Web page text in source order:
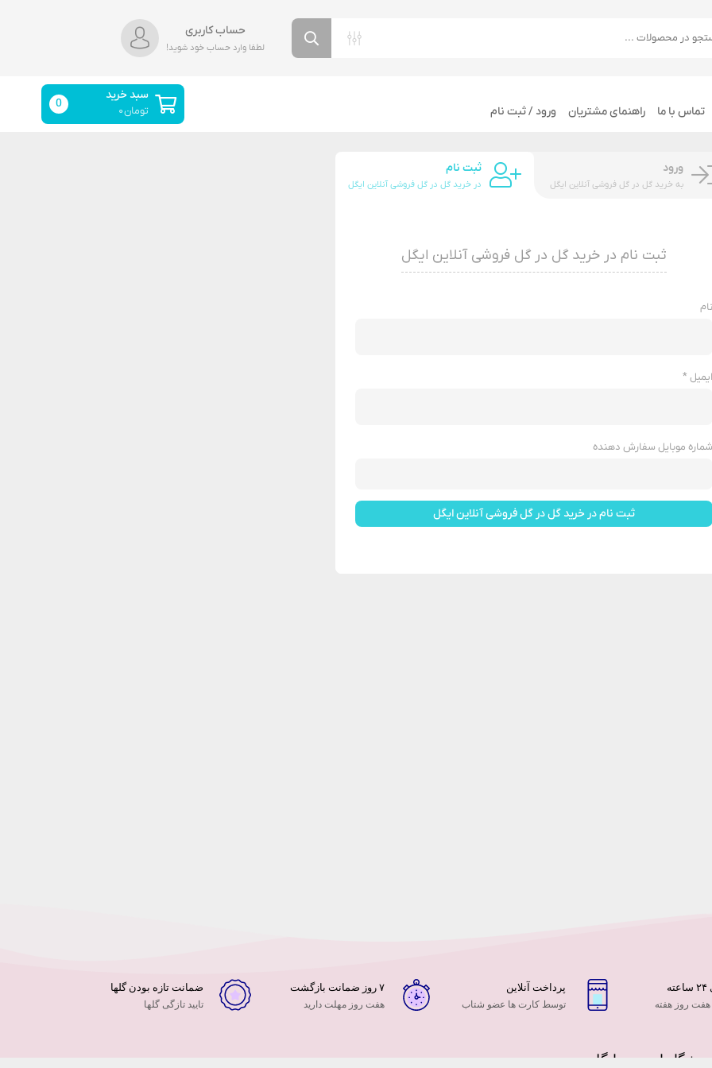
حساب کاربری
لطفا وارد حساب خود شوید!
تماس با ما راهنمای مشتریان ورود / ثبت نام
سبد خرید
۰تومان 0
ورود
به خرید گل در گل فروشی آنلاین ایگل
ثبت نام
در خرید گل در گل فروشی آنلاین ایگل
ثبت نام در خرید گل در گل فروشی آنلاین ایگل
نام
ایمیل *
شماره موبایل سفارش دهنده
ثبت نام در خرید گل در گل فروشی آنلاین ایگل
هفت روز هفته
پرداخت آنلاین
توسط کارت ها عضو شتاب
۷ روز ضمانت بازگشت
هفت روز مهلت دارید
ضمانت تازه بودن گلها
تایید تازگی گلها
اینترنتی ایگل